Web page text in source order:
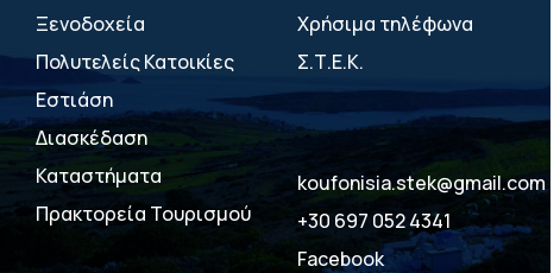
Ξενοδοχεία
Πολυτελείς Κατοικίες
Εστιάση
Διασκέδαση
Καταστήματα
Πρακτορεία Τουρισμού
Χρήσιμα τηλέφωνα
Σ.Τ.Ε.Κ.
koufonisia.stek@gmail.com
+30 697 052 4341
Facebook